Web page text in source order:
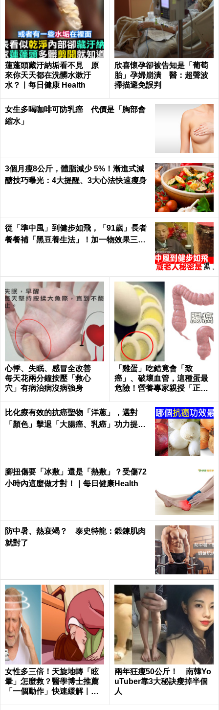
蓮蓬頭藏汙納垢看不見 原
來你天天都在洗髒水漱汙
水？｜每日健康 Health
欣喜懷孕卻被告知是「葡萄
胎」孕婦崩潰 醫：超聲波
掃描避免誤判
女生多喝咖啡可防乳癌 代價是「胸部會
縮水」
3個月瘦8公斤，體脂減少 5%！漸進式減
醣技巧曝光：4大提醒、3大心法快速瘦身
從「準中風」到健步如飛，「91歲」長者
餐餐補「黑豆養生法」！加一物效果三級
心悸、失眠、感冒全改善
每天花兩分鐘按壓「救心
穴」有病治病沒病強身
「雞蛋」吃錯竟會「致
癌」、破壞血管，這種蛋最
危險！營養專家親授「正確
alth
比化療有效的抗癌聖物「洋蔥」，選對
「顏色」擊退「大腸癌、乳癌」功力提升1
腳扭傷要「冰敷」還是「熱敷」？受傷72
小時內這麼做才對！｜每日健康Health
防中暑、熱衰竭？ 泰史特龍：鍛鍊肌肉
就對了
女性多三倍！天旋地轉「眩
暈」怎麼救？醫學博士推薦
「一個動作」快速緩解｜每
兩年狂瘦50公斤！ 南韓Yo
uTuber靠3大秘訣瘦掉半個
人